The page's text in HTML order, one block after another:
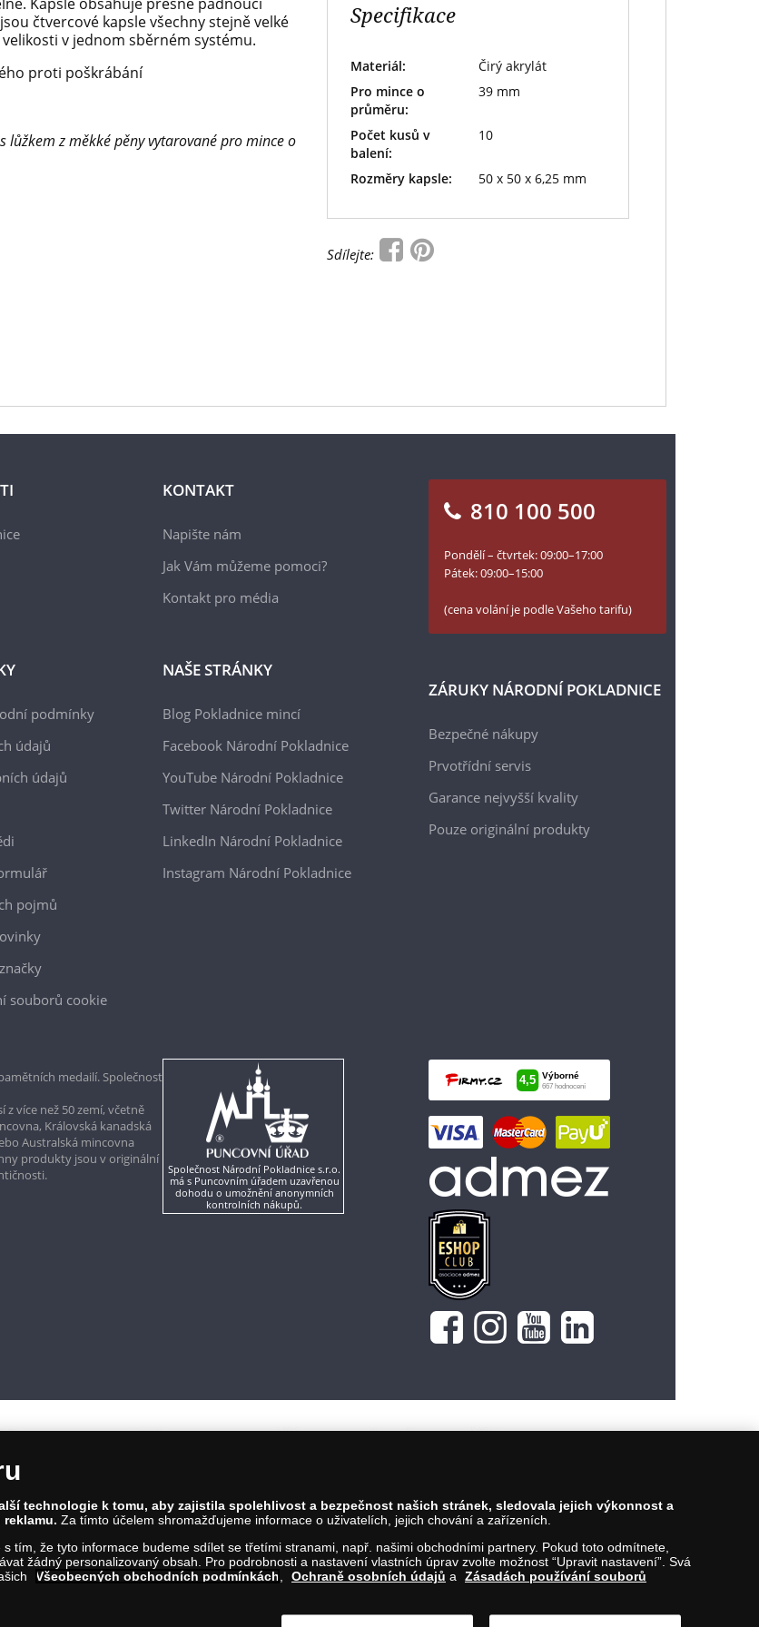
čtvercové kapsle všechny stejně velké
v jednom sběrném systému.
proti poškrábání
lůžkem z měkké pěny vytarované pro mince o
Specifikace
Materiál:
Čirý akrylát
Pro mince o
průměru:
39 mm
Počet kusů v
balení:
10
Rozměry kapsle: 50 x 50 x 6,25 mm
Sdílejte:
podmínky
údajů
údajů
pojmů
souborů cookie
KONTAKT
Napište nám
Jak Vám můžeme pomoci?
Kontakt pro média
NAŠE STRÁNKY
Blog Pokladnice mincí
Facebook Národní Pokladnice
YouTube Národní Pokladnice
Twitter Národní Pokladnice
LinkedIn Národní Pokladnice
Instagram Národní Pokladnice
810 100 500
Pondělí – čtvrtek: 09:00–17:00
Pátek: 09:00–15:00
(cena volání je podle Vašeho tarifu)
ZÁRUKY NÁRODNÍ POKLADNICE
Bezpečné nákupy
Prvotřídní servis
Garance nejvyšší kvality
Pouze originální produkty
medailí. Společnost
více než 50 zemí, včetně
Královská kanadská
Australská mincovna
produkty jsou v originální
Společnost Národní Pokladnice s.r.o.
má s Puncovním úřadem uzavřenou
dohodu o umožnění anonymních
kontrolních nákupů.
Tel.: 810 100 500
CZ28507622
146644
technologie k tomu, aby zajistila spolehlivost a bezpečnost našich stránek, sledovala jejich výkonnost a
Za tímto účelem shromažďujeme informace o uživatelích, jejich chování a zařízeních.
s tím, že tyto informace budeme sdílet se třetími stranami, např. našimi obchodními partnery. Pokud toto odmítnete,
žádný personalizovaný obsah. Pro podrobnosti a nastavení vlastních úprav zvolte možnost “Upravit nastavení”. Svá
Všeobecných obchodních podmínkách Ochraně osobních údajů a
Zásadách používání souborů